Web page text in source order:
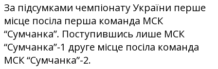
За підсумками чемпіонату України перше
місце посіла перша команда МСК
“Сумчанка”. Поступившись лише МСК
“Сумчанка”-1 друге місце посіла команда
МСК “Сумчанка”-2.